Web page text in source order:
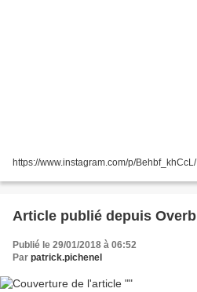
https://www.instagram.com/p/Behbf_khCcL/
Publié le 29/01/2018 à 06:52
Par patrick.pichenel